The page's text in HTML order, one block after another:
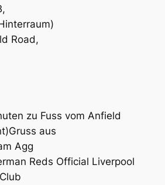
Road,
zu Fuss vom Anfield
aus
Agg
Reds Official Liverpool